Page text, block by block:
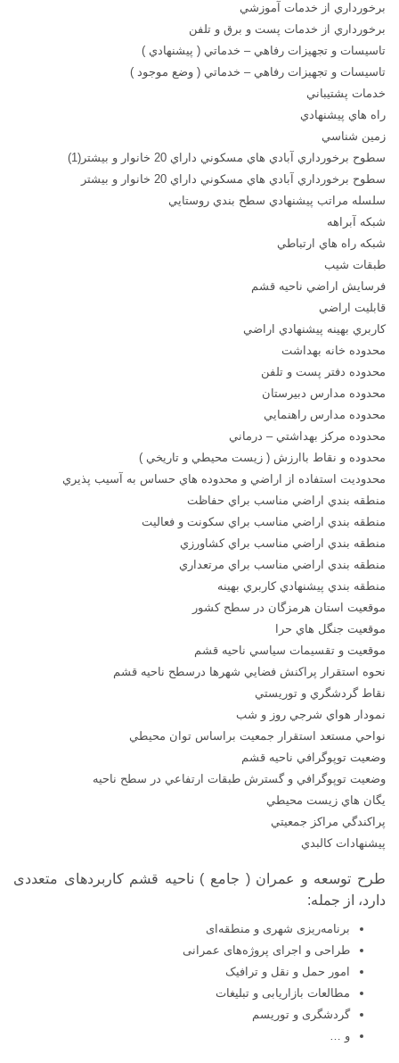
برخورداري از خدمات آموزشي
برخورداري از خدمات پست و برق و تلفن
تاسيسات و تجهيزات رفاهي – خدماتي ( پيشنهادي )
تاسيسات و تجهيزات رفاهي – خدماتي ( وضع موجود )
خدمات پشتيباني
راه هاي پيشنهادي
زمين شناسي
سطوح برخورداري آبادي هاي مسكوني داراي 20 خانوار و بيشتر(1)
سطوح برخورداري آبادي هاي مسكوني داراي 20 خانوار و بيشتر
سلسله مراتب پيشنهادي سطح بندي روستايي
شبكه آبراهه
شبكه راه هاي ارتباطي
طبقات شيب
فرسايش اراضي ناحيه قشم
قابليت اراضي
كاربري بهينه پيشنهادي اراضي
محدوده خانه بهداشت
محدوده دفتر پست و تلفن
محدوده مدارس دبيرستان
محدوده مدارس راهنمايي
محدوده مركز بهداشتي – درماني
محدوده و نقاط باارزش ( زيست محيطي و تاريخي )
محدوديت استفاده از اراضي و محدوده هاي حساس به آسيب پذيري
منطقه بندي اراضي مناسب براي حفاظت
منطقه بندي اراضي مناسب براي سكونت و فعاليت
منطقه بندي اراضي مناسب براي كشاورزي
منطقه بندي اراضي مناسب براي مرتعداري
منطقه بندي پيشنهادي كاربري بهينه
موقعيت استان هرمزگان در سطح كشور
موقعيت جنگل هاي حرا
موقعيت و تقسيمات سياسي ناحيه قشم
نحوه استقرار پراكنش فضايي شهرها درسطح ناحيه قشم
نقاط گردشگري و توريستي
نمودار هواي شرجي روز و شب
نواحي مستعد استقرار جمعيت براساس توان محيطي
وضعيت توپوگرافي ناحيه قشم
وضعيت توپوگرافي و گسترش طبقات ارتفاعي در سطح ناحيه
يگان هاي زيست محيطي
پراكندگي مراكز جمعيتي
پيشنهادات كالبدي
طرح توسعه و عمران ( جامع ) ناحیه قشم کاربردهای متعددی
دارد، از جمله:
برنامه‌ریزی شهری و منطقه‌ای
طراحی و اجرای پروژه‌های عمرانی
امور حمل و نقل و ترافیک
مطالعات بازاریابی و تبلیغات
گردشگری و توریسم
و …